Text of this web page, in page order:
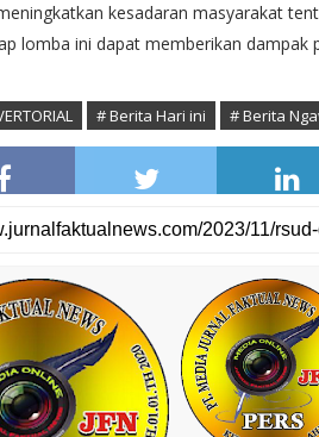
kesadaran masyarakat
lomba ini dapat memberikan
# Berita Hari ini # Berita